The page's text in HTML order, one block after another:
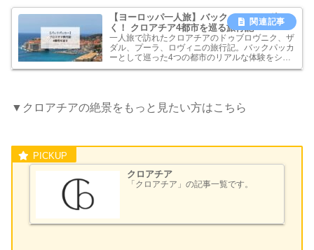
【ヨーロッパ一人旅】バックパッカーが行
く！ クロアチア4都市を巡る旅行記
一人旅で訪れたクロアチアのドゥブロヴニク、ザ
ダル、プーラ、ロヴィニの旅行記。バックパッカ
ーとして巡った4つの都市のリアルな体験をシェ
アします。美しい街並みやおすすめスポットな
▼クロアチアの絶景をもっと見たい方はこちら
クロアチア
「クロアチア」の記事一覧です。